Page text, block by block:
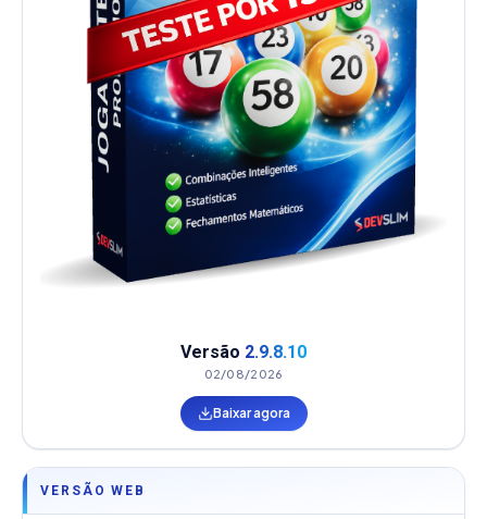
Versão 2.9.8.10
02/08/2026
Baixar agora
VERSÃO WEB